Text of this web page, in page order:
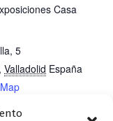
Casa
5
, Valladolid España